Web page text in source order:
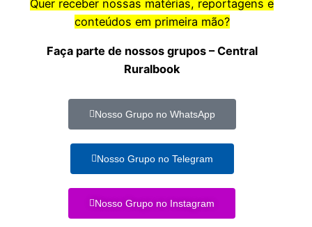
Quer receber nossas matérias, reportagens e
conteúdos em primeira mão?
Faça parte de nossos grupos – Central
Ruralbook
Nosso Grupo no WhatsApp
Nosso Grupo no Telegram
Nosso Grupo no Instagram